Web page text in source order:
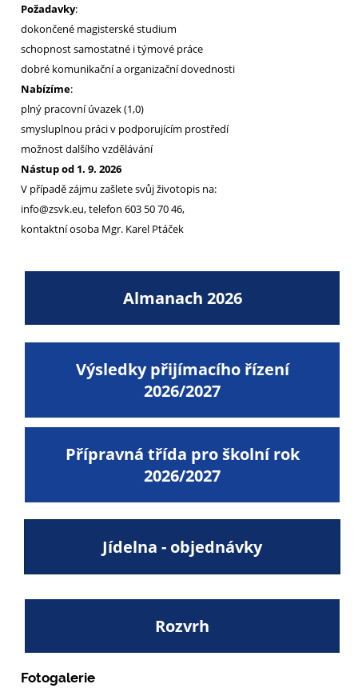
Požadavky:
dokončené magisterské studium
schopnost samostatné i týmové práce
dobré komunikační a organizační dovednosti
Nabízíme:
plný pracovní úvazek (1,0)
smysluplnou práci v podporujícím prostředí
možnost dalšího vzdělávání
Nástup od 1. 9. 2026
V případě zájmu zašlete svůj životopis na:
info@zsvk.eu, telefon 603 50 70 46,
kontaktní osoba Mgr. Karel Ptáček
Almanach 2026
Výsledky přijímacího řízení
2026/2027
Přípravná třída pro školní rok
2026/2027
Jídelna - objednávky
Rozvrh
Fotogalerie